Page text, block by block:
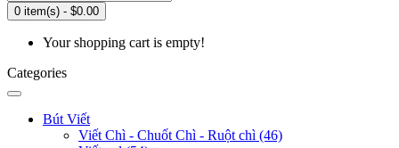
0 item(s) - $0.00
Your shopping cart is empty!
Categories
Bút Viết
Viết Chì - Chuốt Chì - Ruột chì (46)